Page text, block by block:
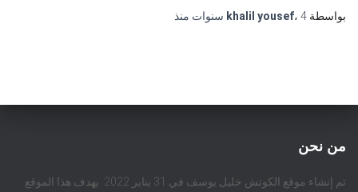
بواسطة
khalil yousef، 4 سنوات منذ
من نحن
تم إنشاء موقع الكوتش خليل يوسف في 31 يناير 2022. يهدف هذا الموقع